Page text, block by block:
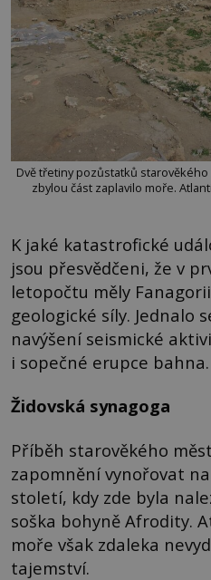
Dvě třetiny pozůstatků
zbylou část zaplavilo moře.
K jaké katastrofické
jsou přesvědčeni, že v
letopočtu měly
geologické síly. Jednalo
navýšení seismické
i sopečné erupce bahna.
Židovská synagoga
Příběh starověkého
zapomnění vynořovat
století, kdy zde byla
soška bohyně Afrodity.
moře však zdaleka
tajemství.